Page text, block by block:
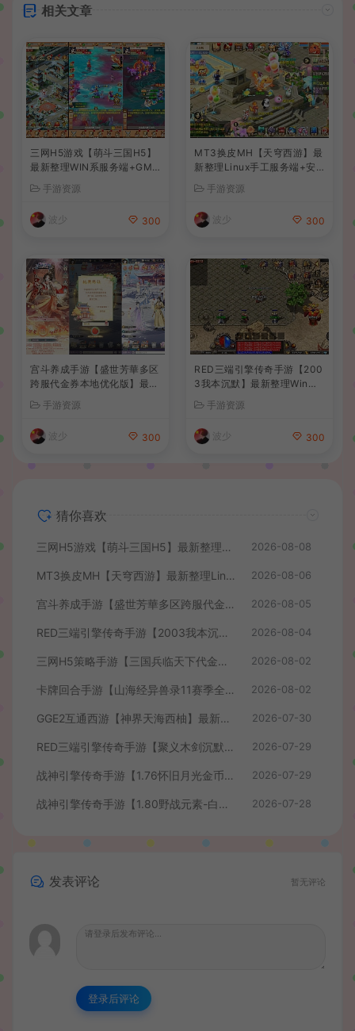
相关文章
三网H5游戏【萌斗三国H5】
最新整理WIN系服务端+GM
手游资源
波少 300
MT3换皮MH【天穹西游】最
新整理Linux手工服务端+安
建教程+全套源码+视频教程
手游资源
波少 300
宫斗养成手游【盛世芳華多区
跨服代金券本地优化版】最新
手工服务端+CDK授权后台
+安卓+详细搭建教程
手游资源
波少 300
RED三端引擎传奇手游【200
3我本沉默】最新整理Win系
细搭建教程
手游资源
波少 300
猜你喜欢
三网H5游戏【萌斗三国H5】最新整理WIN系服务端+GM后台+详细搭建教程 2026-08-08
MT3换皮MH【天穹西游】最新整理Linux手工服务端+安卓苹果双端+GM后台+详细搭建教程+全套源码+视频教程 2026-08-06
宫斗养成手游【盛世芳華多区跨服代金券本地优化版】最新整理单机一键即玩端+Linux手工服务端+CDK授权后台+安卓+详细搭建教程 2026-08-05
RED三端引擎传奇手游【2003我本沉默】最新整理Win系服务端+安卓苹果PC三端+详细搭建教程 2026-08-04
三网H5策略手游【三国兵临天下代金券内购七合修复版】最新整理单机一键即玩镜像端+Linux手工服务端+管理后台+GM授权后台+简易安卓客户端+详细搭建教程+视频教程 2026-08-02
卡牌回合手游【山海经异兽录11赛季全人物代金券内购版】最新整理WIN系服务端+授权GM后台+管理后台+热更修改工具+安卓+详细搭建教程 2026-08-02
GGE2互通西游【神界天海西柚】最新整理Win系服务端+安卓苹果PC三端+内置GM工具+全套源码+详细搭建教程+视频教程 2026-07-30
RED三端引擎传奇手游【聚义木剑沉默高仿嘟嘟沉默】最新整理Win系服务端+安卓苹果PC三端+详细搭建教程 2026-07-29
战神引擎传奇手游【1.76怀旧月光金币版】最新整理Win系复古服务端+安卓苹果双端+GM授权物品后台+详细搭建教程 2026-07-29
战神引擎传奇手游【1.80野战元素-白猪7.2免授权】最新整理Win系特色服务端+安卓+GM授权物品后台+详细搭建教程 2026-07-28
发表评论 暂无评论
登录后评论